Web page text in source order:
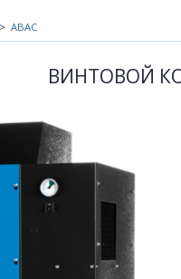
ABAC
ВИНТОВОЙ